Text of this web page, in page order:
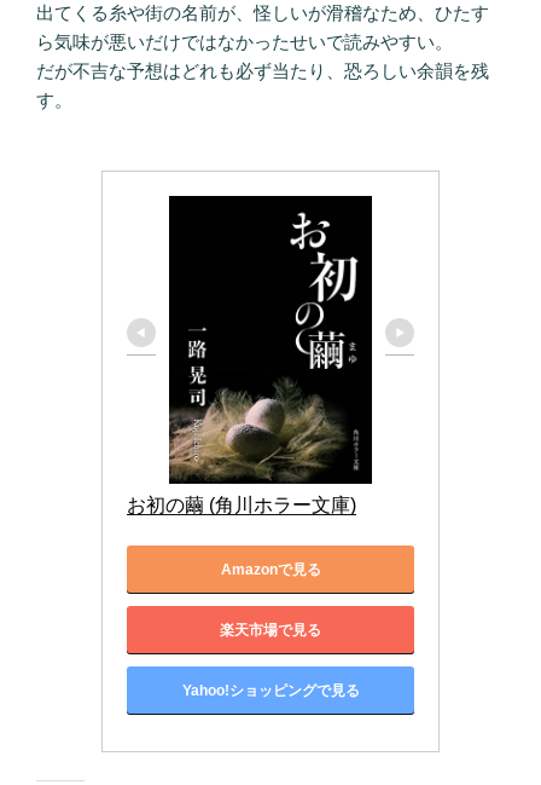
出てくる糸や街の名前が、怪しいが滑稽なため、ひたす
ら気味が悪いだけではなかったせいで読みやすい。
だが不吉な予想はどれも必ず当たり、恐ろしい余韻を残
す。
お初の繭 (角川ホラー文庫)
Amazonで見る
楽天市場で見る
Yahoo!ショッピングで見る